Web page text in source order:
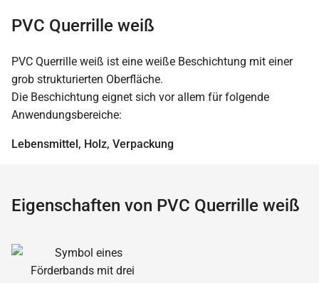
PVC Querrille weiß
PVC Querrille weiß ist eine weiße Beschichtung mit einer
grob strukturierten Oberfläche.
Die Beschichtung eignet sich vor allem für folgende
Anwendungsbereiche:
Lebensmittel, Holz, Verpackung
Eigenschaften von PVC Querrille weiß